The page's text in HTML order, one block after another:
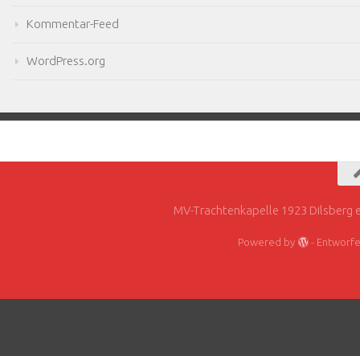
Kommentar-Feed
WordPress.org
MV-Trachtenkapelle 1923 Dilsberg
Powered by -